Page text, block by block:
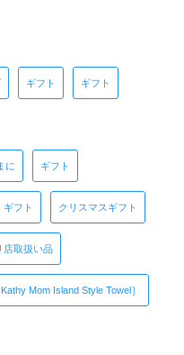
ギフト ギフト
に ギフト
ギフト クリスマスギフト
店取扱い品
Mom Island Style Towel］